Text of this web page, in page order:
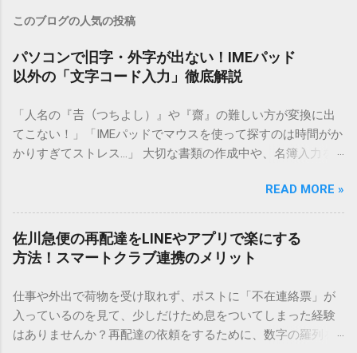
このブログの人気の投稿
パソコンで旧字・外字が出ない！IMEパッド
以外の「文字コード入力」徹底解説
「人名の『𠮷（つちよし）』や『齋』の難しい方が変換に出
てこない！」「IMEパッドでマウスを使って探すのは時間がか
かりすぎてストレス…」 大切な書類の作成中や、名簿入力を
てしまいますよね。多くの人が「IMEパッド（手書き入力）」
を使いますが、実はマウスで一画ずつ書くのは非効率です
し、似た漢字が多すぎて結局見つからないことも少なくあり
ません。 そこで今回は、IMEパッドを使わずに、特定のコー
ドを打ち込むだけで一瞬で旧字や外字、特殊記号を呼び出す
「文字コード入力」のテクニックを詳しく解説します。 この
方法をマスターすれば、もう難しい漢字の入力で手を止める
必要はありません。 1. なぜ「変換」しても旧字・外字が出て
こないのか？ そもそも、なぜ普通の変換で出てこない漢字が
READ MORE »
佐川急便の再配達をLINEやアプリで楽にする
方法！スマートクラブ連携のメリット
仕事や外出で荷物を受け取れず、ポストに「不在連絡票」が
入っているのを見て、少しだけため息をついてしまった経験
はありませんか？再配達の依頼をするために、数字の羅列を